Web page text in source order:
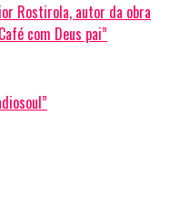
Rostirola, autor da obra
com Deus pai”